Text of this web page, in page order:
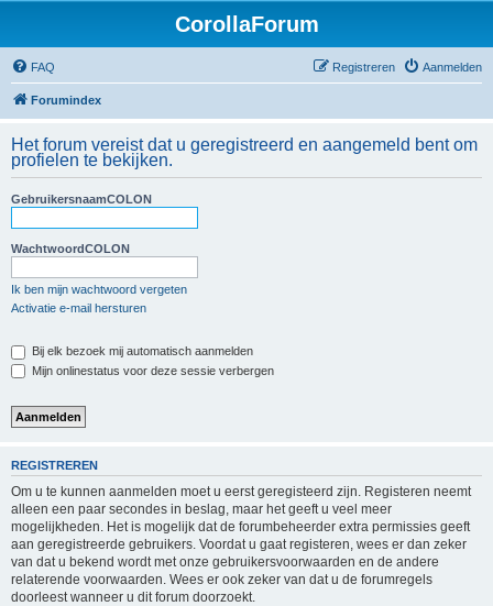
CorollaForum
FAQ Aanmelden
Registreren
Forumindex
Het forum vereist dat u geregistreerd en aangemeld bent om
profielen te bekijken.
GebruikersnaamCOLON
WachtwoordCOLON
Ik ben mijn wachtwoord vergeten
Activatie e-mail hersturen
Bij elk bezoek mij automatisch aanmelden
Mijn onlinestatus voor deze sessie verbergen
REGISTREREN
Om u te kunnen aanmelden moet u eerst geregisteerd zijn. Registeren neemt
alleen een paar secondes in beslag, maar het geeft u veel meer
mogelijkheden. Het is mogelijk dat de forumbeheerder extra permissies geeft
aan geregistreerde gebruikers. Voordat u gaat registeren, wees er dan zeker
van dat u bekend wordt met onze gebruikersvoorwaarden en de andere
relaterende voorwaarden. Wees er ook zeker van dat u de forumregels
doorleest wanneer u dit forum doorzoekt.